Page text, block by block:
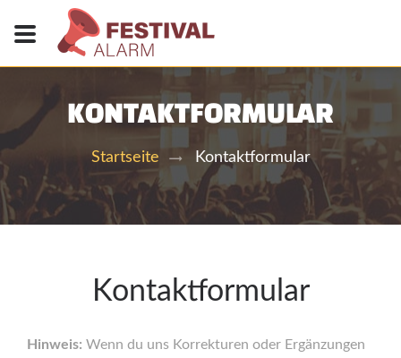
KONTAKTFORMULAR
Startseite Kontaktformular
Kontaktformular
Hinweis: Wenn du uns Korrekturen oder Ergänzungen